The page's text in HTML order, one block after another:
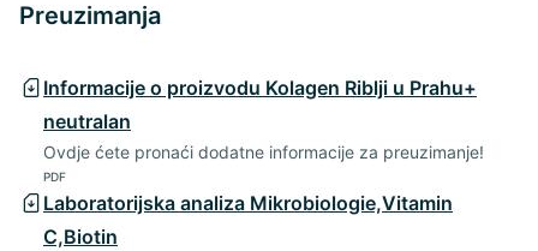
Preuzimanja
Informacije o proizvodu Kolagen Riblji u Prahu+
neutralan
Ovdje ćete pronaći dodatne informacije za preuzimanje!
PDF
Laboratorijska analiza Mikrobiologie,Vitamin
C,Biotin